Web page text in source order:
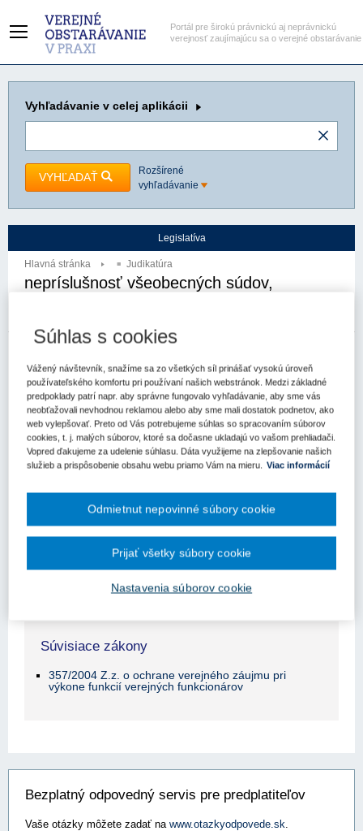
Portál pre širokú právnickú aj neprávnickú
verejnosť zaujímajúcu sa o verejné obstarávanie
Vyhľadávanie v celej aplikácii
VYHĽADAŤ
Rozšírené
vyhľadávanie
Legislatíva
Hlavná stránka Judikatúra
nepríslušnosť všeobecných súdov,
Obsah judikátu sa zobrazuje len prihlásených
užívateľom.
Odomknite si prístup k odbornému obsahu na portáli.
Prístup k obsahu portálu majú len registrovaní používatelia
Ak ešte nemáte prístup k obsahu portálu, využite 10-dňovú
demo licenciu zdarma (stačí sa zaregistrovať).
Súvisiace zákony
357/2004 Z.z. o ochrane verejného záujmu pri
výkone funkcií verejných funkcionárov
Bezplatný odpovedný servis pre predplatiteľov
Vaše otázky môžete zadať na www.otazkyodpovede.sk.
Súhlas s cookies
Vážený návštevník, snažíme sa zo všetkých síl prinášať vysokú úroveň
používateľského komfortu pri používaní našich webstránok. Medzi základné
predpoklady patrí napr. aby správne fungovalo vyhľadávanie, aby sme vás
neobťažovali nevhodnou reklamou alebo aby sme mali dostatok podnetov, ako
web vylepšovať. Preto od Vás potrebujeme súhlas so spracovaním súborov
cookies, t. j. malých súborov, ktoré sa dočasne ukladajú vo vašom prehliadači.
Vopred ďakujeme za udelenie súhlasu. Dáta využijeme na zlepšovanie našich
služieb a prispôsobenie obsahu webu priamo Vám na mieru. Viac informácií
Nastavenia súborov cookie
Odmietnut nepovinné súbory cookie
Prijať všetky súbory cookie